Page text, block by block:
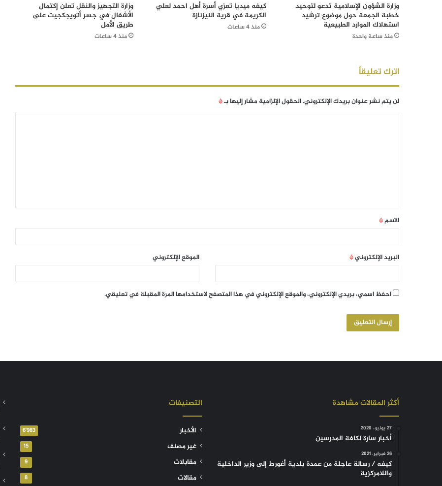
وزارة الشؤون الإسلامية تدعو لتوحيد
خطبة الجمعة حول موضوع ترشيد
استهلاك الموارد الطبيعية
منذ ساعة واحدة
كيفه ميديا تعزي أسرة أهل احمد لعلي
الكريمة في قرية النيزنازة
منذ 4 ساعات
وزارة التجهيز والنقل تعلن إكتمال
الأشغال في جسر أتويجكجيت على
طريق الأمل
منذ 4 ساعات
اترك تعليقاً
لن يتم نشر عنوان بريدك الإلكتروني.الحقول الإلزامية مشار إليها بـ*
الاسم*
البريد الإلكتروني* الموقع الإلكتروني
احفظ اسمي، بريدي الإلكتروني، والموقع الإلكتروني في هذا المتصفح لاستخدامها المرة المقبلة في تعليقي.
أكثر المقالات مشاهدة
27 يونيو، 2020
أخبار سارة لكافة المدرسين
26 فبراير، 2021
كيفه / رسالة عاجلة من عمدة بلدية أغورط إلى وزير الداخلية
واللامركزية
التصنيفات
الأخبار 6٬983
غير مصنف 15
مقابلات 9
مقالات 8